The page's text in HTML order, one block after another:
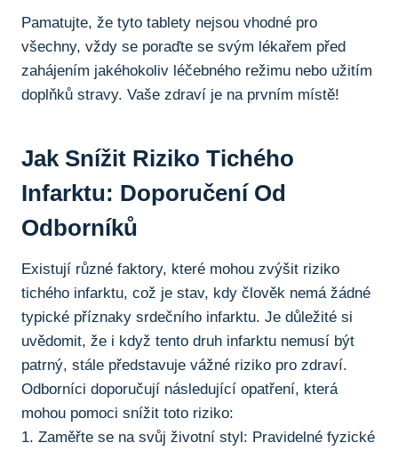
Pamatujte, že tyto tablety nejsou vhodné pro
všechny, vždy se poraďte se svým lékařem před
zahájením jakéhokoliv léčebného režimu nebo užitím
doplňků ​stravy. Vaše zdraví je na prvním místě!
Jak Snížit ​riziko Tichého
Infarktu: ‌Doporučení Od
Odborníků
Existují různé faktory, které mohou zvýšit riziko
tichého infarktu, což je⁤ stav, kdy člověk nemá žádné
typické příznaky srdečního infarktu. Je důležité si
uvědomit, že i když⁤ tento druh infarktu⁣ nemusí být
patrný, stále představuje vážné riziko pro zdraví.
Odborníci doporučují následující opatření, která
mohou pomoci snížit toto riziko:
1. Zaměřte se na svůj životní styl: Pravidelné fyzické